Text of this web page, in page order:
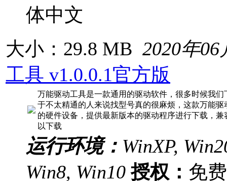
体中文
大小：29.8 MB 2020年06
工具 v1.0.0.1官方版
万能驱动工具是一款通用的驱动软件，很多时候我
于不太精通的人来说找型号真的很麻烦，这款万能
的硬件设备，提供最新版本的驱动程序进行下载，
以下载
运行环境： WinXP,
Win8, Win10 授权： 免